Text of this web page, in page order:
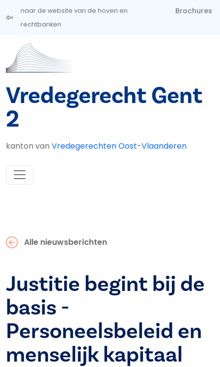
Overslaan en naar de inhoud gaan
naar de website van de hoven en
rechtbanken
Brochures
Vredegerecht Gent
2
kanton van Vredegerechten Oost-Vlaanderen
Alle nieuwsberichten
Justitie begint bij de
basis -
Personeelsbeleid en
menselijk kapitaal